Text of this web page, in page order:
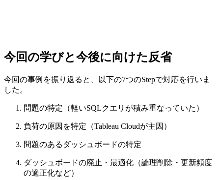
今回の学びと今後に向けた反省
今回の事例を振り返ると、以下の7つのStepで対応を行いま
した。
問題の特定（軽いSQLクエリが積み重なっていた）
負荷の原因を特定（Tableau Cloudが主因）
問題のあるダッシュボードの特定
ダッシュボードの廃止・最適化（論理削除・更新頻度
の適正化など）